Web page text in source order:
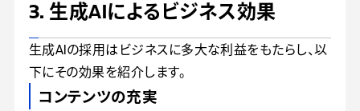
3. 生成AIによるビジネス効果
生成AIの採用はビジネスに多大な利益をもたらし、以
下にその効果を紹介します。
コンテンツの充実